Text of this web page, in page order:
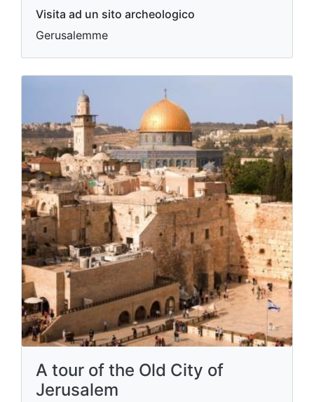
Visita ad un sito archeologico
Gerusalemme
A tour of the Old City of
Jerusalem